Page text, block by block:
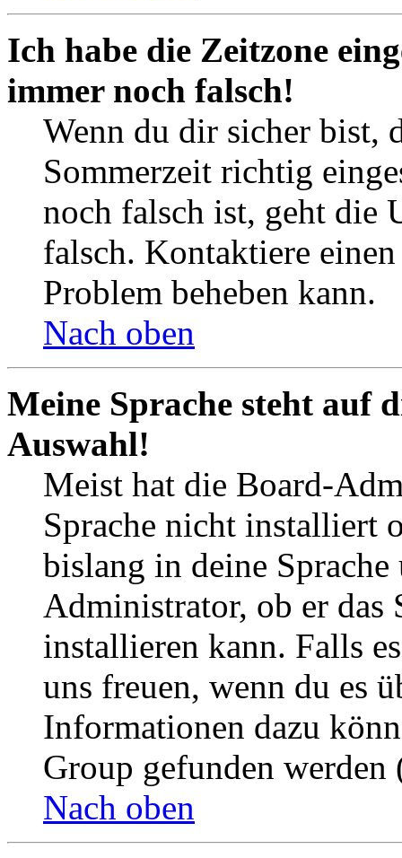
Ich habe die Zeitzone
immer noch falsch!
Wenn du dir sicher bist,
Sommerzeit richtig
noch falsch ist, geht die
falsch. Kontaktiere
Problem beheben kann.
Nach oben
Meine Sprache steht auf
Auswahl!
Meist hat die Board-
Sprache nicht installiert
bislang in deine
Administrator, ob er das
installieren kann. Falls
uns freuen, wenn du es
Informationen dazu
Group gefunden
Nach oben